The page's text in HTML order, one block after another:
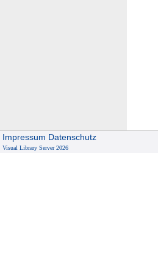
Impressum Datenschutz
Visual Library Server 2026